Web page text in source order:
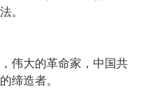
。
大的革命家，中国共
缔造者。